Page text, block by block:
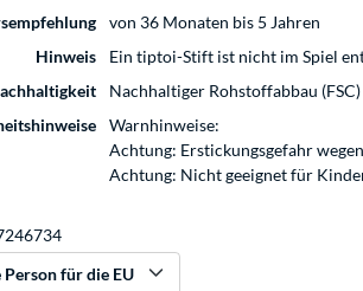
von 36 Monaten bis 5 Jahren
Hinweis
Ein tiptoi-Stift ist nicht im Spiel
Nachhaltiger Rohstoffabbau (FSC)
Warnhinweise:
Achtung: Erstickungsgefahr
Achtung: Nicht geeignet für
für die EU